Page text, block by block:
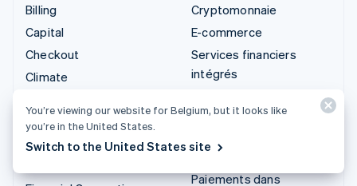
Billing
Capital
Checkout
Climate
Cryptomonnaie
Data Pipeline
Cryptomonnaie
E-commerce
Services financiers
intégrés
opérations financières
internationales
Paiements dans
You’re viewing our website for Belgium, but it looks like
you’re in the United States.
Switch to the United States site